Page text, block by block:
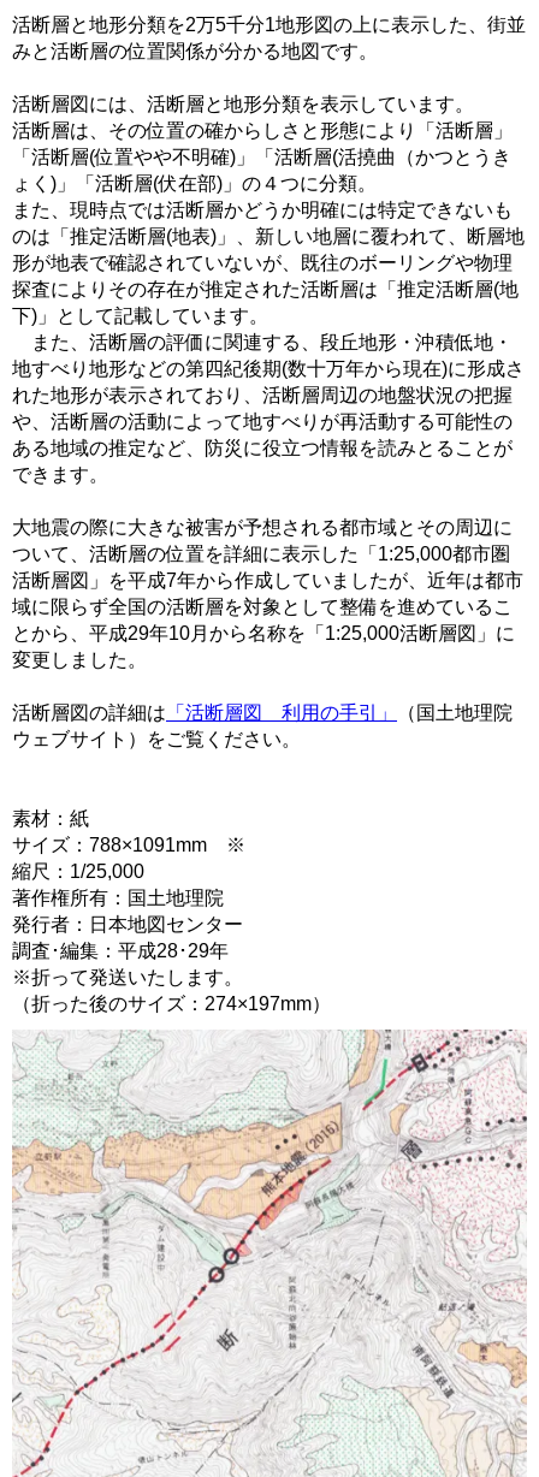
活断層と地形分類を2万5千分1地形図の上に表示した、街並
みと活断層の位置関係が分かる地図です。
活断層図には、活断層と地形分類を表示しています。
活断層は、その位置の確からしさと形態により「活断層」
「活断層(位置やや不明確)」「活断層(活撓曲（かつとうき
ょく)」「活断層(伏在部)」の４つに分類。
また、現時点では活断層かどうか明確には特定できないも
のは「推定活断層(地表)」、新しい地層に覆われて、断層地
形が地表で確認されていないが、既往のボーリングや物理
探査によりその存在が推定された活断層は「推定活断層(地
下)」として記載しています。
また、活断層の評価に関連する、段丘地形・沖積低地・
地すべり地形などの第四紀後期(数十万年から現在)に形成さ
れた地形が表示されており、活断層周辺の地盤状況の把握
や、活断層の活動によって地すべりが再活動する可能性の
ある地域の推定など、防災に役立つ情報を読みとることが
できます。
大地震の際に大きな被害が予想される都市域とその周辺に
ついて、活断層の位置を詳細に表示した「1:25,000都市圏
活断層図」を平成7年から作成していましたが、近年は都市
域に限らず全国の活断層を対象として整備を進めているこ
とから、平成29年10月から名称を「1:25,000活断層図」に
変更しました。
活断層図の詳細は 「活断層図 利用の手引」
（国土地理院
ウェブサイト）をご覧ください。
素材：紙
サイズ：788×1091mm ※
縮尺：1/25,000
著作権所有：国土地理院
発行者：日本地図センター
調査･編集：平成28･29年
※折って発送いたします。
（折った後のサイズ：274×197mm）